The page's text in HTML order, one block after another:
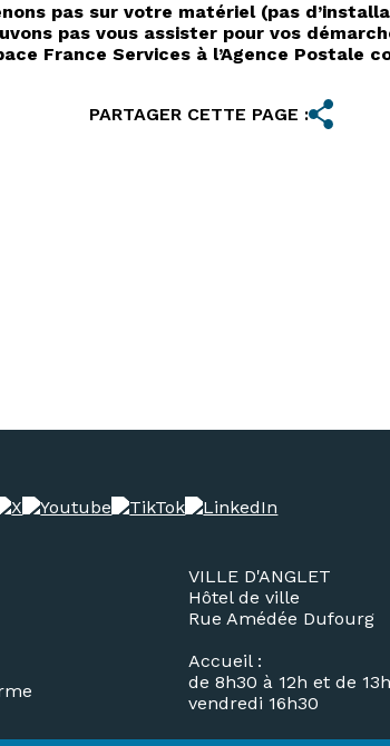
pas sur votre matériel (pas
pas vous assister pour vos
France Services à l’Agence Postale
PARTAGER CETTE PAGE :
VILLE D'ANGLET
Hôtel de ville
Rue Amédée Dufourg
Accueil :
de 8h30 à 12h et de
vendredi 16h30